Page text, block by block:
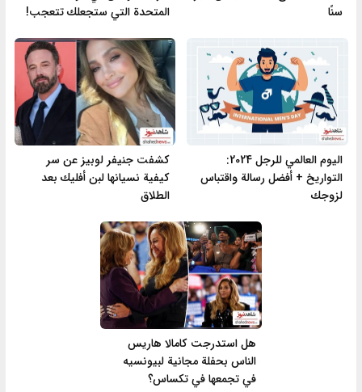
سنًا
المتحدة التي ستجعلك تتعجب!
اليوم العالمي للرجل 2024:
التواريخ + أفضل رسالة واقتباس
لزوجك
كشفت جنيفر لوبيز عن سر
كيفية نسيانها لبن أفليك بعد
الطلاق
هل استدرجت كامالا هاريس
الناس بحفلة مجانية لبيونسيه
في تجمعها في تكساس؟